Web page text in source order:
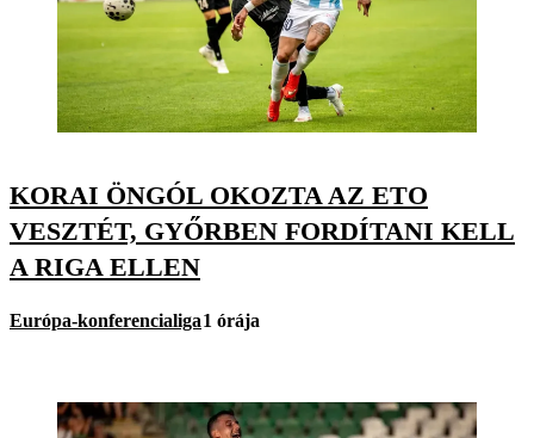
KORAI ÖNGÓL OKOZTA AZ ETO
VESZTÉT, GYŐRBEN FORDÍTANI KELL
A RIGA ELLEN
Európa-konferencialiga1 órája